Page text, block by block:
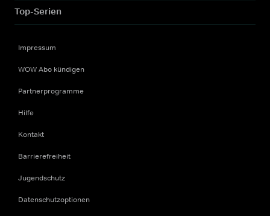
Top-Serien
Impressum
WOW Abo kündigen
Partnerprogramme
Hilfe
Kontakt
Barrierefreiheit
Jugendschutz
Datenschutzoptionen